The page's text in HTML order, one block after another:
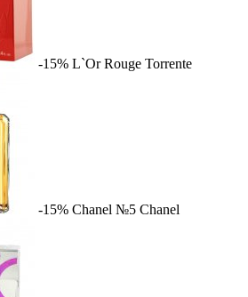
-15% L`Or Rouge Torrente
-15% Chanel №5 Chanel